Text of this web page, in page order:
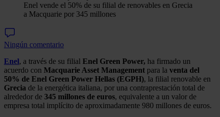
Enel vende el 50% de su filial de renovables en Grecia
a Macquarie por 345 millones
Ningún comentario
Enel, a través de su filial Enel Green Power, ha firmado un
acuerdo con Macquarie Asset Management para la venta del
50% de Enel Green Power Hellas (EGPH), la filial renovable en
Grecia de la energética italiana, por una contraprestación total de
alrededor de 345 millones de euros, equivalente a un valor de
empresa total implícito de aproximadamente 980 millones de euros.